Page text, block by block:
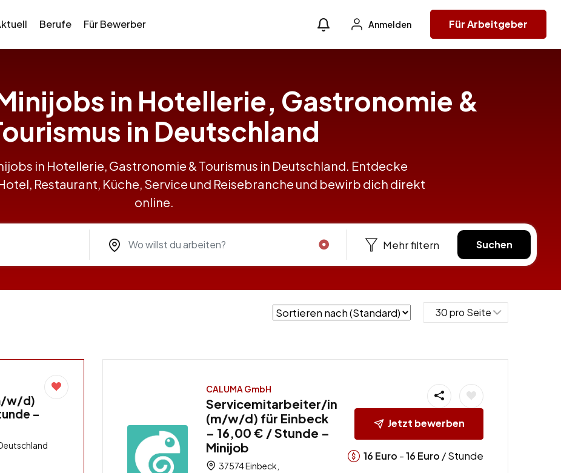
Berufe Für Bewerber Anmelden Für Arbeitgeber
in Hotellerie, Gastronomie &
in Deutschland
in Hotellerie, Gastronomie & Tourismus in Deutschland. Entdecke
Restaurant, Küche, Service und Reisebranche und bewirb dich direkt
online.
Mehr filtern Suchen
w/d)
–
CALUMA GmbH
Servicemitarbeiter/in
(m/w/d) für Einbeck
– 16,00 € / Stunde –
Minijob
37574 Einbeck,
Jetzt bewerben
16 Euro -16 Euro / Stunde